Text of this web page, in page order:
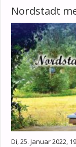
Nordstadt
Di, 25. Januar 2022,